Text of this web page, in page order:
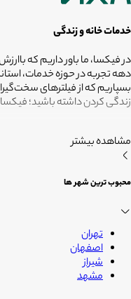
خدمات خانه و زندگی
در فیکسا، ما باور داریم که
دهه تجربه در حوزه خدمات،
بسپاریم که از فیلترهای
زندگی کردن داشته باشید؛
مشاهده بیشتر
محبوب ترین شهر ها
تهران
اصفهان
شیراز
مشهد